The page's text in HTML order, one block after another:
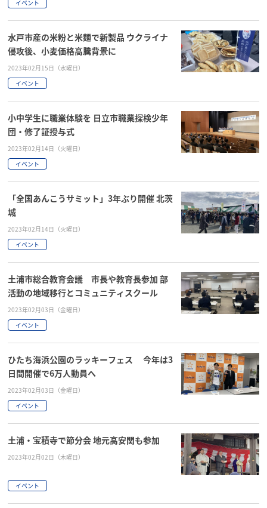
イベント
水戸市産の米粉と米麺で新製品 ウクライナ
侵攻後、小麦価格高騰背景に
2023年02月15日（水曜日）
イベント
小中学生に職業体験を 日立市職業探検少年
団・修了証授与式
2023年02月14日（火曜日）
イベント
「全国あんこうサミット」3年ぶり開催 北茨
城
2023年02月14日（火曜日）
イベント
土浦市総合教育会議 市長や教育長参加 部
活動の地域移行とコミュニティスクール
2023年02月03日（金曜日）
イベント
ひたち海浜公園のラッキーフェス 今年は3
日間開催で6万人動員へ
2023年02月03日（金曜日）
イベント
土浦・宝積寺で節分会 地元高安関も参加
2023年02月02日（木曜日）
イベント